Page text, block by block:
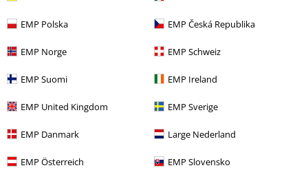
EMP Polska EMP Česká Republika
EMP Norge EMP Schweiz
EMP Suomi EMP Ireland
EMP United Kingdom EMP Sverige
EMP Danmark Large Nederland
EMP Österreich EMP Slovensko
Reseña verificada
¿Te ha sido útil esta opinión?
Comentario